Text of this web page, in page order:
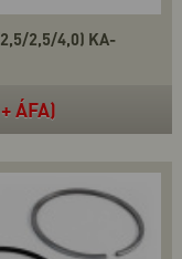
2,5/4,0) KA-
ÁFA)